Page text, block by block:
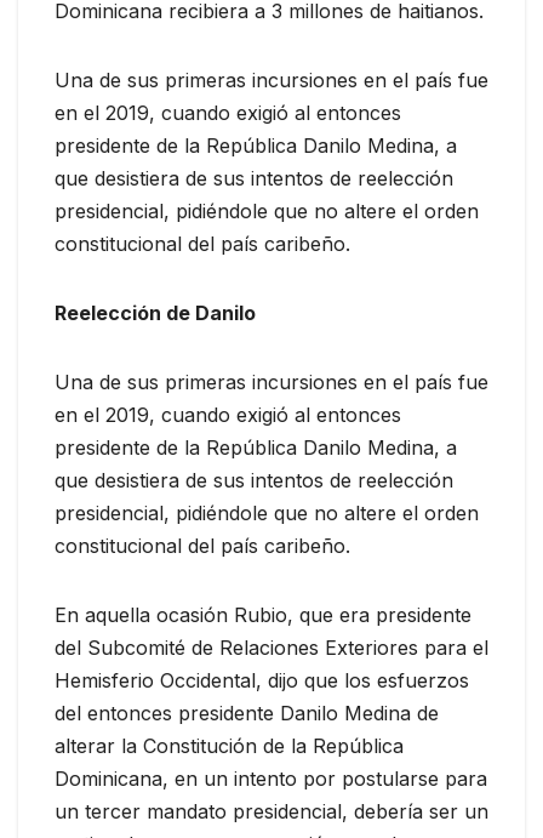
Dominicana recibiera a 3 millones de haitianos.
Una de sus primeras incursiones en el país fue
en el 2019, cuando exigió al entonces
presidente de la República Danilo Medina, a
que desistiera de sus intentos de reelección
presidencial, pidiéndole que no altere el orden
constitucional del país caribeño.
Reelección de Danilo
Una de sus primeras incursiones en el país fue
en el 2019, cuando exigió al entonces
presidente de la República Danilo Medina, a
que desistiera de sus intentos de reelección
presidencial, pidiéndole que no altere el orden
constitucional del país caribeño.
En aquella ocasión Rubio, que era presidente
del Subcomité de Relaciones Exteriores para el
Hemisferio Occidental, dijo que los esfuerzos
del entonces presidente Danilo Medina de
alterar la Constitución de la República
Dominicana, en un intento por postularse para
un tercer mandato presidencial, debería ser un